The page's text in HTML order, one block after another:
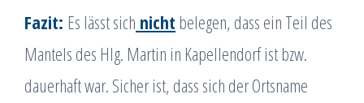
Fazit: Es lässt sich nicht belegen, dass ein Teil des
Mantels des Hlg. Martin in Kapellendorf ist bzw.
dauerhaft war. Sicher ist, dass sich der Ortsname